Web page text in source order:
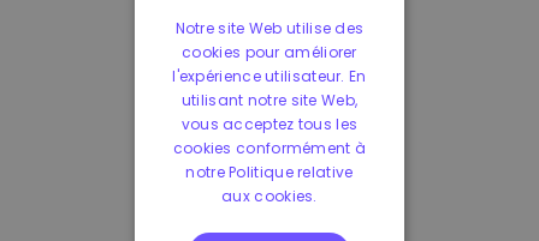
Notre site Web utilise des
cookies pour améliorer
l'expérience utilisateur. En
utilisant notre site Web,
vous acceptez tous les
cookies conformément à
notre Politique relative
aux cookies.